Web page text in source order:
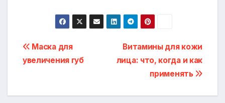
Навигация
по
записям
Витамины для кожи
лица: что, когда и как
применять
Маска для
увеличения губ